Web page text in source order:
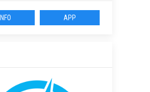
INFO APP